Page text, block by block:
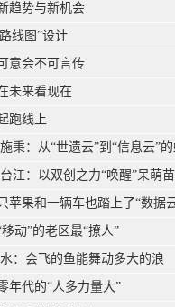
趋势与新机会
线图”设计
意会不可言传
未来看现在
跑线上
秉：从“世遗云”到“信息云”
江：以双创之力“唤醒”呆萌
苹果和一辆车也踏上了“数据
动”的老区最“撩人”
：会飞的鱼能舞动多大的浪
年代的“人多力量大”